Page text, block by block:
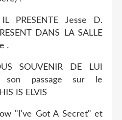
PRESENTE Jesse D.
DANS LA SALLE
.
SOUVENIR DE LUI
son passage sur le
IS ELVIS
"I've Got A Secret" et